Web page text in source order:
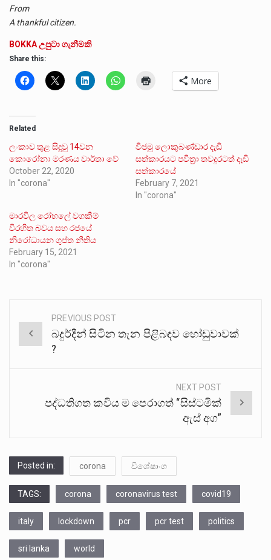
From
A thankful citizen.
BOKKA උපුටා ගැනීමකි
Share this:
More
Related
ලංකාව තුළ සිදුවූ 14වන
කොරෝනා මරණය වාර්තා වේ
October 22, 2020
In "corona"
විජමු ලොකුබණ්ඩාර දැඩි
සත්කාරයට පවිත්‍රා තවදුරටත් දැඩි
සත්කාරයේ
February 7, 2021
In "corona"
මාරවිල රෝහලේ වගකීම්
විරහිත බවය සහ රජයේ
නිරෝධායන ගුප්ත නීතිය
February 15, 2021
In "corona"
Post
navigation
PREVIOUS POST
බදුර්දීන් සිටින තැන පිළිබඳව හෝඩුවාවක්
?
NEXT POST
පද්ධතිගත කවිය ම පෙරාගත් “සිස්ටමික්
ඇස් අග”
Posted in: corona විශේෂාංග
TAGS: corona coronavirus test covid19
italy lockdown pcr pcr test politics
sri lanka world